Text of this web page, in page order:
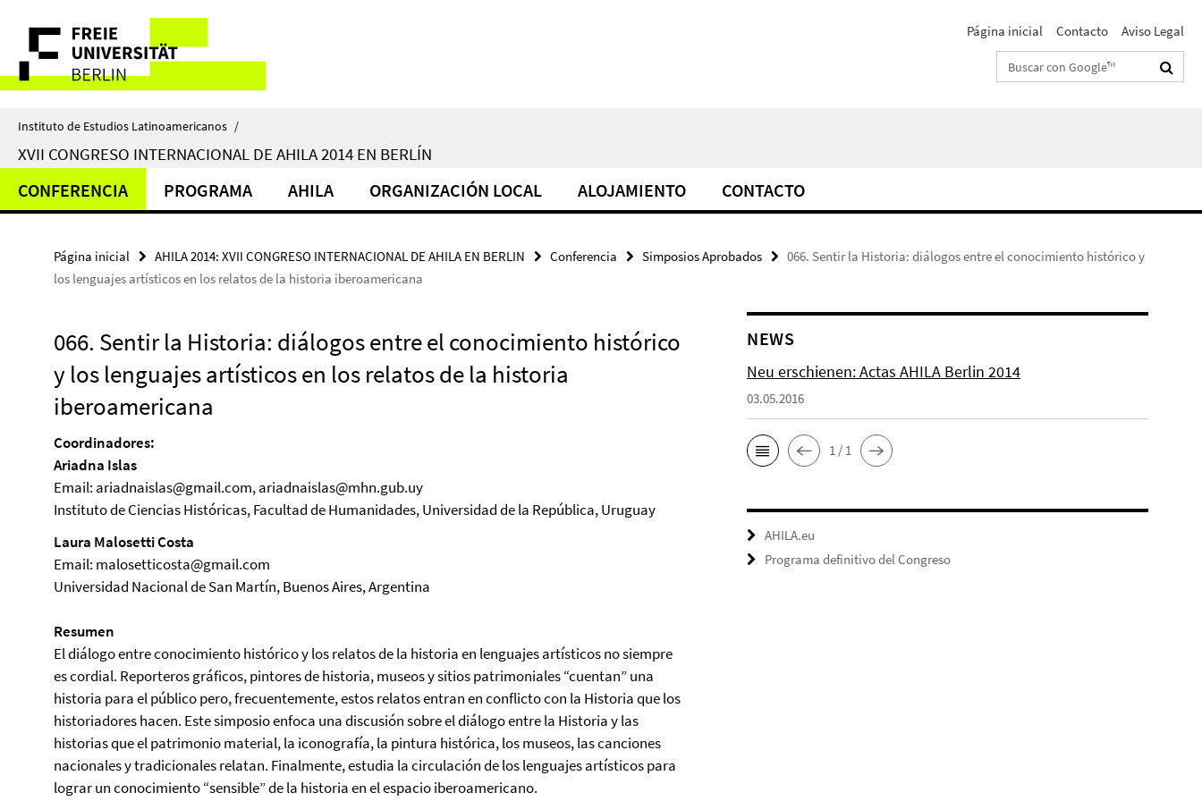
direkt
Inhalt
Herramientas
de
navegación
Página inicial Contacto
Aviso Legal
Suchbegriffe
Instituto de Estudios Latinoamericanos /
XVII CONGRESO INTERNACIONAL DE AHILA 2014 EN BERLÍN
CONFERENCIA PROGRAMA AHILA ORGANIZACIÓN LOCAL ALOJAMIENTO CONTACTO
Página inicial AHILA 2014: XVII CONGRESO INTERNACIONAL DE AHILA EN BERLIN Conferencia Simposios Aprobados
066. Sentir la Historia: diálogos entre el conocimiento histórico y
los lenguajes artísticos en los relatos de la historia iberoamericana
066. Sentir la Historia: diálogos entre el conocimiento histórico
y los lenguajes artísticos en los relatos de la historia
iberoamericana
Coordinadores:
Ariadna Islas
Email: ariadnaislas@gmail.com, ariadnaislas@mhn.gub.uy
Instituto de Ciencias Históricas, Facultad de Humanidades, Universidad de la República, Uruguay
Laura Malosetti Costa
Email: malosetticosta@gmail.com
Universidad Nacional de San Martín, Buenos Aires, Argentina
Resumen
El diálogo entre conocimiento histórico y los relatos de la historia en lenguajes artísticos no siempre
es cordial. Reporteros gráficos, pintores de historia, museos y sitios patrimoniales “cuentan” una
historia para el público pero, frecuentemente, estos relatos entran en conflicto con la Historia que los
historiadores hacen. Este simposio enfoca una discusión sobre el diálogo entre la Historia y las
historias que el patrimonio material, la iconografía, la pintura histórica, los museos, las canciones
nacionales y tradicionales relatan. Finalmente, estudia la circulación de los lenguajes artísticos para
lograr un conocimiento “sensible” de la historia en el espacio iberoamericano.
NEWS
Neu erschienen: Actas AHILA Berlin 2014
03.05.2016
1 / 1
AHILA.eu
Programa definitivo del Congreso